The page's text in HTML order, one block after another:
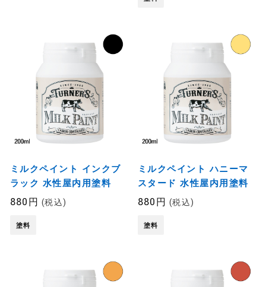
ミルクペイント インクブ
ラック 水性屋内用塗料
880円 (税込)
塗料
ミルクペイント ハニーマ
スタード 水性屋内用塗料
880円 (税込)
塗料